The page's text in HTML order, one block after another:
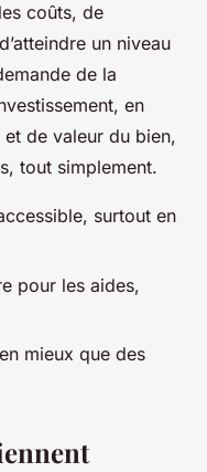
coûts, de
un niveau
de la
en
de valeur du bien,
tout simplement.
surtout en
pour les aides,
mieux que des